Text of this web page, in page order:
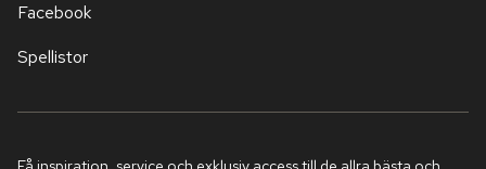
Facebook
Spellistor